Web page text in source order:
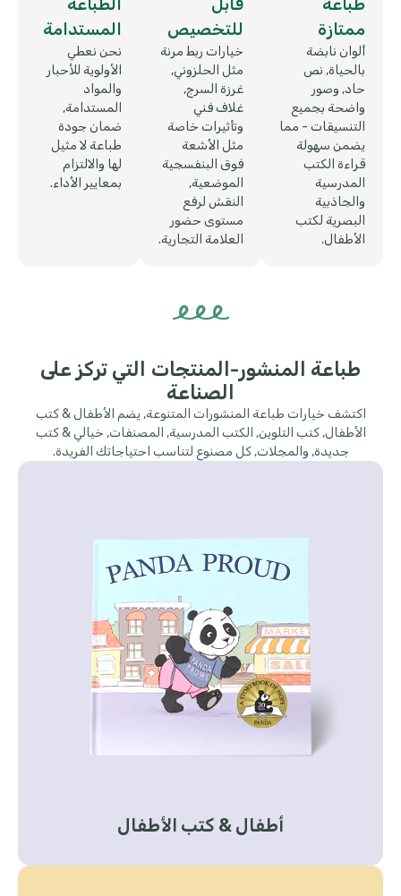
ممتازة
ألوان نابضة
بالحياة, نص
حاد, وصور
واضحة بجميع
التنسيقات - مما
يضمن سهولة
قراءة الكتب
المدرسية
والجاذبية
البصرية لكتب
الأطفال.
للتخصيص
خيارات ربط مرنة
مثل الحلزوني,
غرزة السرج,
غلاف فني
وتأثيرات خاصة
مثل الأشعة
فوق البنفسجية
الموضعية,
النقش لرفع
مستوى حضور
العلامة التجارية.
المستدامة
نحن نعطي
الأولوية للأحبار
والمواد
المستدامة,
ضمان جودة
طباعة لا مثيل
لها والالتزام
بمعايير الأداء.
طباعة المنشور-المنتجات التي تركز على
الصناعة
اكتشف خيارات طباعة المنشورات المتنوعة, يضم الأطفال & كتب
الأطفال, كتب التلوين, الكتب المدرسية, المصنفات, خيالي & كتب
جديدة, والمجلات, كل مصنوع لتناسب احتياجاتك الفريدة.
أطفال & كتب الأطفال